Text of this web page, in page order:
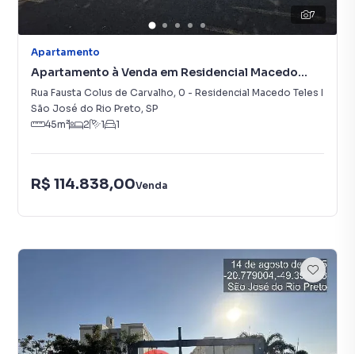
7
Apartamento
Apartamento à Venda em Residencial Macedo
Teles I
Rua Fausta Colus de Carvalho, 0 - Residencial Macedo Teles I
São José do Rio Preto, SP
45m² 2 1 1
R$ 114.838,00Venda